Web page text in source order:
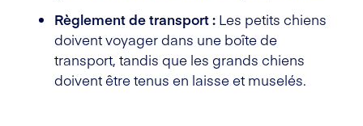
Règlement de transport : Les petits chiens
doivent voyager dans une boîte de
transport, tandis que les grands chiens
doivent être tenus en laisse et muselés.